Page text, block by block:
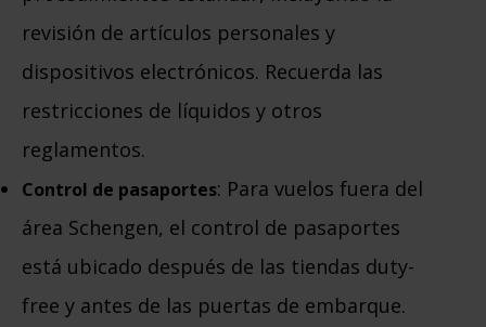
revisión de artículos personales y
dispositivos electrónicos. Recuerda las
restricciones de líquidos y otros
reglamentos.
Control de pasaportes: Para vuelos fuera del
área Schengen, el control de pasaportes
está ubicado después de las tiendas duty-
free y antes de las puertas de embarque.